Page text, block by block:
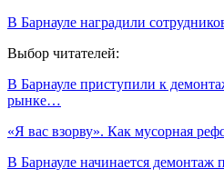
В Барнауле наградили
Выбор читателей:
В Барнауле приступили к
рынке…
«Я вас взорву». Как мусорная
В Барнауле начинается демонтаж